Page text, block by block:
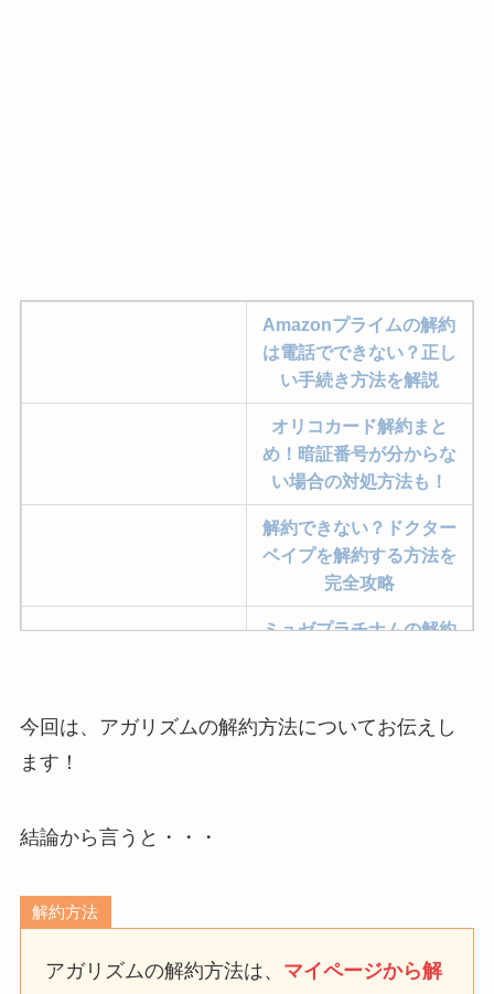
Amazonプライムの解約
は電話でできない？正し
い手続き方法を解説
オリコカード解約まと
め！暗証番号が分からな
い場合の対処方法も！
解約できない？ドクター
ベイプを解約する方法を
完全攻略
ミュゼプラチナムの解約
レミノの解約方法まと
なにわサプリ
今回は、アガリズムの解約方法についてお伝えし
ます！
結論から言うと・・・
解約方法
アガリズムの解約方法は、 マイページから解